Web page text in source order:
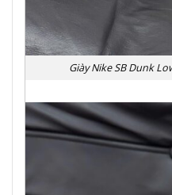
Giày Nike SB Dunk